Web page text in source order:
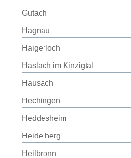
Gutach
Hagnau
Haigerloch
Haslach im Kinzigtal
Hausach
Hechingen
Heddesheim
Heidelberg
Heilbronn